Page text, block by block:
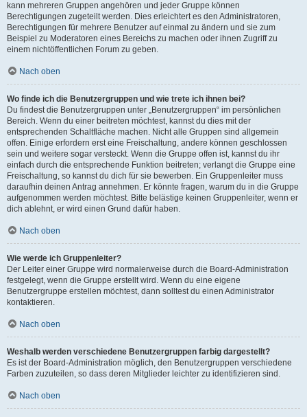
kann mehreren Gruppen angehören und jeder Gruppe können
Berechtigungen zugeteilt werden. Dies erleichtert es den Administratoren,
Berechtigungen für mehrere Benutzer auf einmal zu ändern und sie zum
Beispiel zu Moderatoren eines Bereichs zu machen oder ihnen Zugriff zu
einem nichtöffentlichen Forum zu geben.
Nach oben
Wo finde ich die Benutzergruppen und wie trete ich ihnen bei?
Du findest die Benutzergruppen unter „Benutzergruppen“ im persönlichen
Bereich. Wenn du einer beitreten möchtest, kannst du dies mit der
entsprechenden Schaltfläche machen. Nicht alle Gruppen sind allgemein
offen. Einige erfordern erst eine Freischaltung, andere können geschlossen
sein und weitere sogar versteckt. Wenn die Gruppe offen ist, kannst du ihr
einfach durch die entsprechende Funktion beitreten; verlangt die Gruppe eine
Freischaltung, so kannst du dich für sie bewerben. Ein Gruppenleiter muss
daraufhin deinen Antrag annehmen. Er könnte fragen, warum du in die Gruppe
aufgenommen werden möchtest. Bitte belästige keinen Gruppenleiter, wenn er
dich ablehnt, er wird einen Grund dafür haben.
Nach oben
Wie werde ich Gruppenleiter?
Der Leiter einer Gruppe wird normalerweise durch die Board-Administration
festgelegt, wenn die Gruppe erstellt wird. Wenn du eine eigene
Benutzergruppe erstellen möchtest, dann solltest du einen Administrator
kontaktieren.
Nach oben
Weshalb werden verschiedene Benutzergruppen farbig dargestellt?
Es ist der Board-Administration möglich, den Benutzergruppen verschiedene
Farben zuzuteilen, so dass deren Mitglieder leichter zu identifizieren sind.
Nach oben